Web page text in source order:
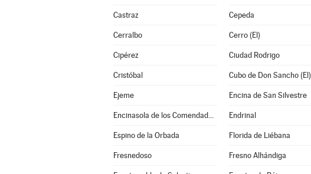
Castraz Cepeda
Cerralbo Cerro (El)
Cipérez Ciudad Rodrigo
Cristóbal Cubo de Don Sancho (El)
Ejeme Encina de San Silvestre
Encinasola de los Comendadores Endrinal
Espino de la Orbada Florida de Liébana
Fresnedoso Fresno Alhándiga